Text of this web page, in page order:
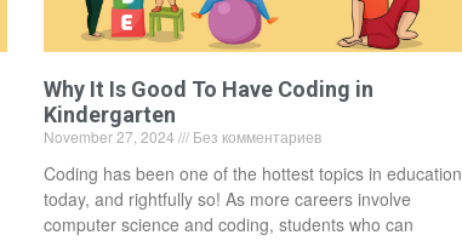
Why It Is Good To Have Coding in
Kindergarten
November 27, 2024 Без комментариев
Coding has been one of the hottest topics in education
today, and rightfully so! As more careers involve
computer science and coding, students who can